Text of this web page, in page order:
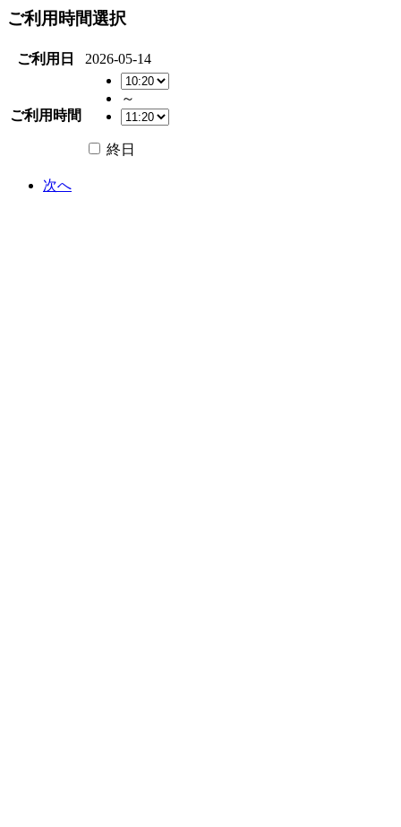
ご利用時間選択
ご利用日 2026-05-14
ご利用時間
～
終日
次へ